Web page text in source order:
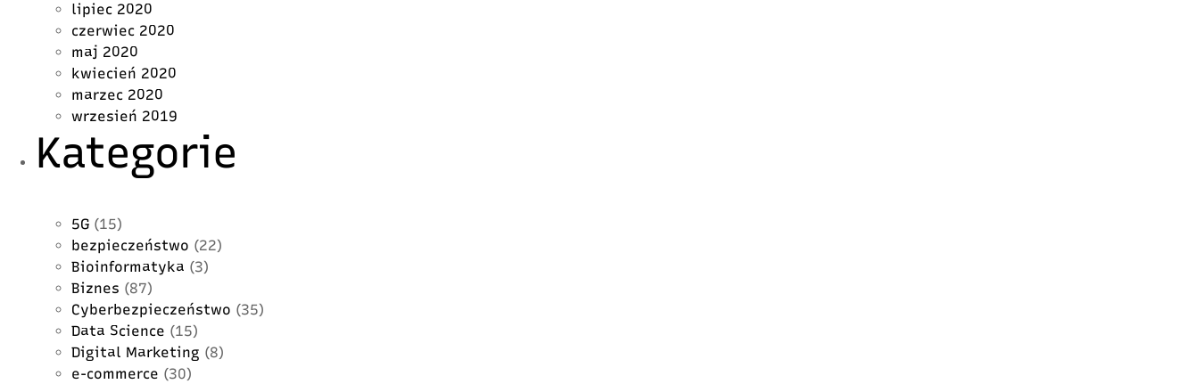
lipiec 2020
czerwiec 2020
maj 2020
kwiecień 2020
marzec 2020
wrzesień 2019
Kategorie
5G (15)
bezpieczeństwo (22)
Bioinformatyka (3)
Biznes (87)
Cyberbezpieczeństwo (35)
Data Science (15)
Digital Marketing (8)
e-commerce (30)